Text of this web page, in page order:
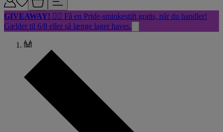
GIVEAWAY! 🏳️‍🌈 Få en Pride-sminkestift gratis, når du handler!
Gælder til 6/8 eller så længe lager haves.